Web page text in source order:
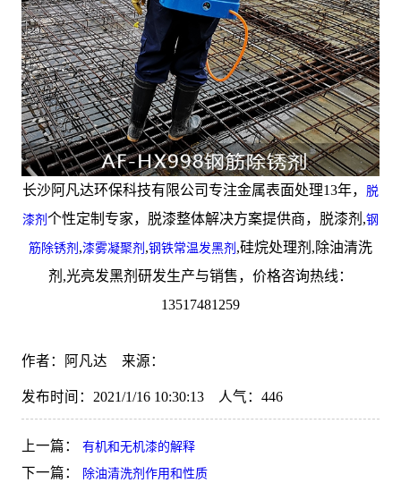
长沙阿凡达环保科技有限公司专注金属表面处理13年， 脱
漆剂 个性定制专家，脱漆整体解决方案提供商，脱漆剂,钢
筋除锈剂 ,漆雾凝聚剂 ,钢铁常温发黑剂 ,硅烷处理剂,除油清洗
剂,光亮发黑剂研发生产与销售，价格咨询热线：
13517481259
作者：阿凡达 来源：
发布时间：2021/1/16 10:30:13 人气： 446
上一篇： 有机和无机漆的解释
下一篇： 除油清洗剂作用和性质